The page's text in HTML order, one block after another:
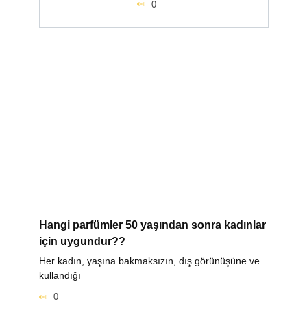
0
Hangi parfümler 50 yaşından sonra kadınlar
için uygundur??
Her kadın, yaşına bakmaksızın, dış görünüşüne ve
kullandığı
0